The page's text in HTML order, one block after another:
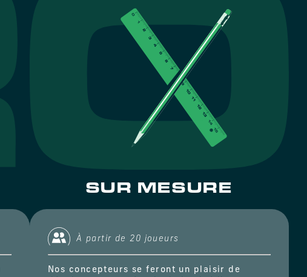
SUR MESURE
À partir de 20 joueurs
Nos concepteurs se feront un plaisir de